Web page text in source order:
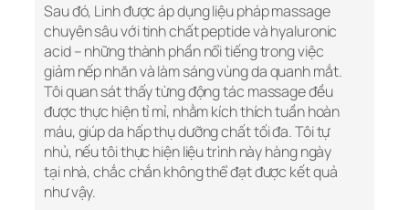
Sau đó, Linh được áp dụng liệu pháp massage
chuyên sâu với tinh chất peptide và hyaluronic
acid – những thành phần nổi tiếng trong việc
giảm nếp nhăn và làm sáng vùng da quanh mắt.
Tôi quan sát thấy từng động tác massage đều
được thực hiện tỉ mỉ, nhằm kích thích tuần hoàn
máu, giúp da hấp thụ dưỡng chất tối đa. Tôi tự
nhủ, nếu tôi thực hiện liệu trình này hàng ngày
tại nhà, chắc chắn không thể đạt được kết quả
như vậy.